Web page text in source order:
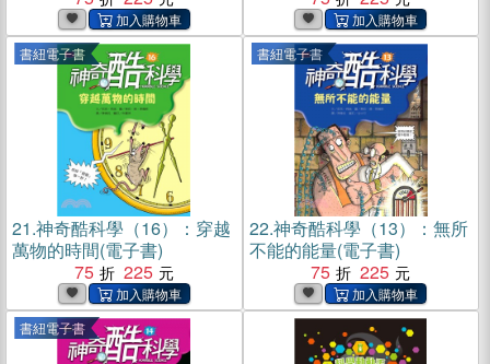
書紐電子書
21.神奇酷科學（16）：穿越
萬物的時間(電子書)
75
225
書紐電子書
22.神奇酷科學（13）：無所
不能的能量(電子書)
75
225
書紐電子書